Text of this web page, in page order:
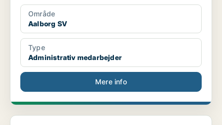
Område
Aalborg SV
Type
Administrativ medarbejder
Mere info
Administrativ medarbejder til HR-afdelingen i [xxx...